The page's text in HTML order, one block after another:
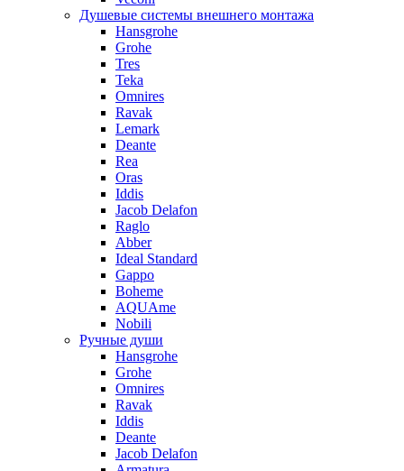
Душевые системы внешнего монтажа
Hansgrohe
Grohe
Tres
Teka
Omnires
Ravak
Lemark
Deante
Rea
Oras
Iddis
Jacob Delafon
Raglo
Abber
Ideal Standard
Gappo
Boheme
AQUAme
Nobili
Ручные души
Hansgrohe
Grohe
Omnires
Ravak
Iddis
Deante
Jacob Delafon